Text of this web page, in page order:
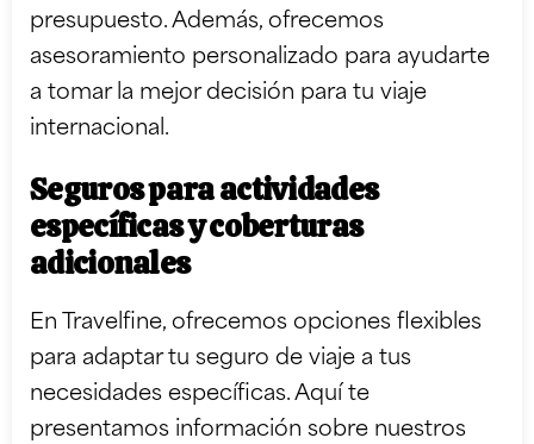
presupuesto. Además, ofrecemos
asesoramiento personalizado para ayudarte
a tomar la mejor decisión para tu viaje
internacional.
Seguros para actividades
específicas y coberturas
adicionales
En Travelfine, ofrecemos opciones flexibles
para adaptar tu seguro de viaje a tus
necesidades específicas. Aquí te
presentamos información sobre nuestros